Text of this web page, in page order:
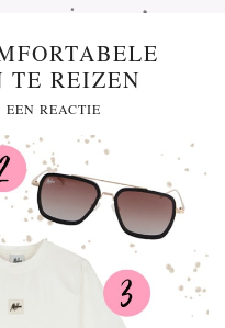
TE REIZEN
EEN REACTIE